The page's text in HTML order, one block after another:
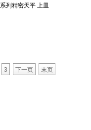
列精密天平 上皿
3 下一页 末页